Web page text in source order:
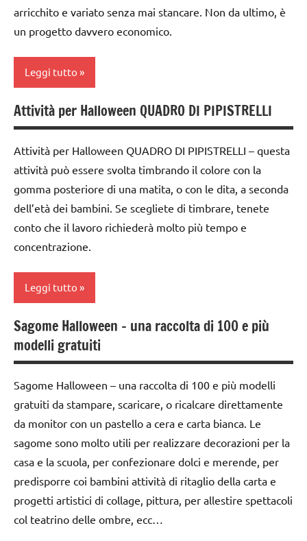
ARTICOLI
anni
Halloween
LAVORETTI
STAGIONI
TUTORIAL
ARGOMENTI
PER ETA'
ARTICOLI
arricchito e variato senza mai stancare. Non da ultimo, è
un progetto davvero economico.
Leggi tutto
Autunno
a 3
anni
3 ai
6
anni
dai
6
anni
FESTE
DELL'ANNO
LAVORETTI
STAGIONI
TUTTI GLI
ARGOMENTI
PER ETA'
ARTICOLI
Attività per Halloween QUADRO DI PIPISTRELLI
Attività per Halloween QUADRO DI PIPISTRELLI – questa
attività può essere svolta timbrando il colore con la
gomma posteriore di una matita, o con le dita, a seconda
dell’età dei bambini. Se scegliete di timbrare, tenete
conto che il lavoro richiederà molto più tempo e
concentrazione.
Leggi tutto
ARTE
IMMAGINE
anni
6
anni
Sagome Halloween – una raccolta di 100 e più
modelli gratuiti
Sagome Halloween – una raccolta di 100 e più modelli
gratuiti da stampare, scaricare, o ricalcare direttamente
da monitor con un pastello a cera e carta bianca. Le
sagome sono molto utili per realizzare decorazioni per la
casa e la scuola, per confezionare dolci e merende, per
predisporre coi bambini attività di ritaglio della carta e
progetti artistici di collage, pittura, per allestire spettacoli
col teatrino delle ombre, ecc…